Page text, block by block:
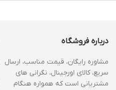
درباره فروشگاه
مشاوره رایگان، قیمت مناسب، ارسال
سریع، کالای اورجینال، نگرانی های
مشتریانی است که همواره هنگام